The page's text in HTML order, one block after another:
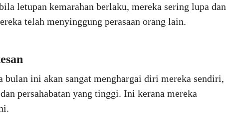
letupan kemarahan berlaku, mereka sering lupa dan
telah menyinggung perasaan orang lain.
bulan ini akan sangat menghargai diri mereka sendiri,
persahabatan yang tinggi. Ini kerana mereka